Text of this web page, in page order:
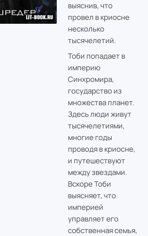
выяснив, что
провел в криосне
несколько
тысячелетий.
Тоби попадает в
империю
Синхромира,
государство из
множества планет.
Здесь люди живут
тысячелетиями,
многие годы
проводя в криосне,
и путешествуют
между звездами.
Вскоре Тоби
выясняет, что
империей
управляет его
собственная семья,